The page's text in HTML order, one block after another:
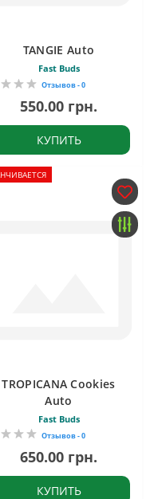
TANGIE Auto
Fast Buds
Отзывов - 0
550.00 грн.
КУПИТЬ
TROPICANA Cookies
Auto
Fast Buds
Отзывов - 0
650.00 грн.
КУПИТЬ